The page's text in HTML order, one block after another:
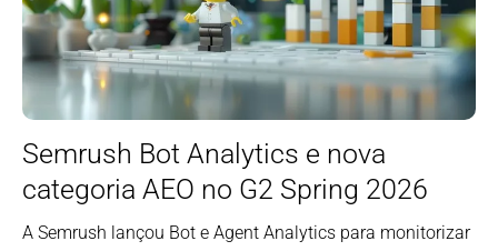
Semrush Bot Analytics e nova
categoria AEO no G2 Spring 2026
A Semrush lançou Bot e Agent Analytics para monitorizar